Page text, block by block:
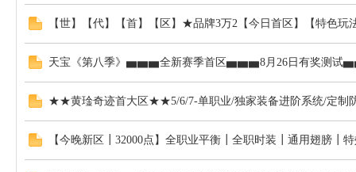
【世】【代】【首】【区】★品牌3万2【今日首区】【特色
天宝《第八季》▅▅▅全新赛季首区▅▅▅8月26日有奖测
★★黄琻奇迹首大区★★5/6/7-单职业/独家装备进阶系统/定制
【今晚新区┃32000点】全职业平衡┃全职时装┃通用翅膀┃